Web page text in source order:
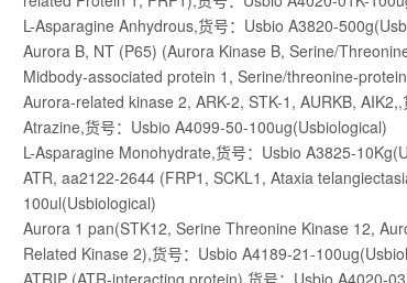
L-Asparagine Anhydrous,货号：Usbio A3820-
Aurora B, NT (P65) (Aurora Kinase B, Serine/
Midbody-associated protein 1, Serine/threonine-
Aurora-related kinase 2, ARK-2, STK-1, AURKB,
Atrazine,货号：Usbio A4099-50-100ug(Usbiological)
L-Asparagine Monohydrate,货号：Usbio A3825-
ATR, aa2122-2644 (FRP1, SCKL1, Ataxia
100ul(Usbiological)
Aurora 1 pan(STK12, Serine Threonine Kinase 12,
Related Kinase 2),货号：Usbio A4189-21-
ATRIP (ATR-interacting protein),货号：Usbio A4020-